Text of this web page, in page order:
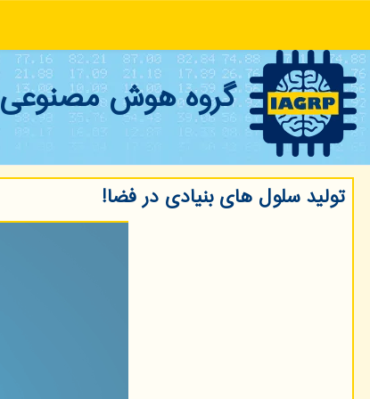
گروه هوش مصنوعی
تولید سلول های بنیادی در فضا!